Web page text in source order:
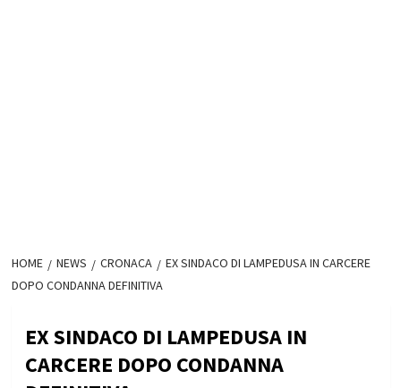
HOME NEWS CRONACA
EX SINDACO DI LAMPEDUSA IN CARCERE
DOPO CONDANNA DEFINITIVA
EX SINDACO DI LAMPEDUSA IN
CARCERE DOPO CONDANNA